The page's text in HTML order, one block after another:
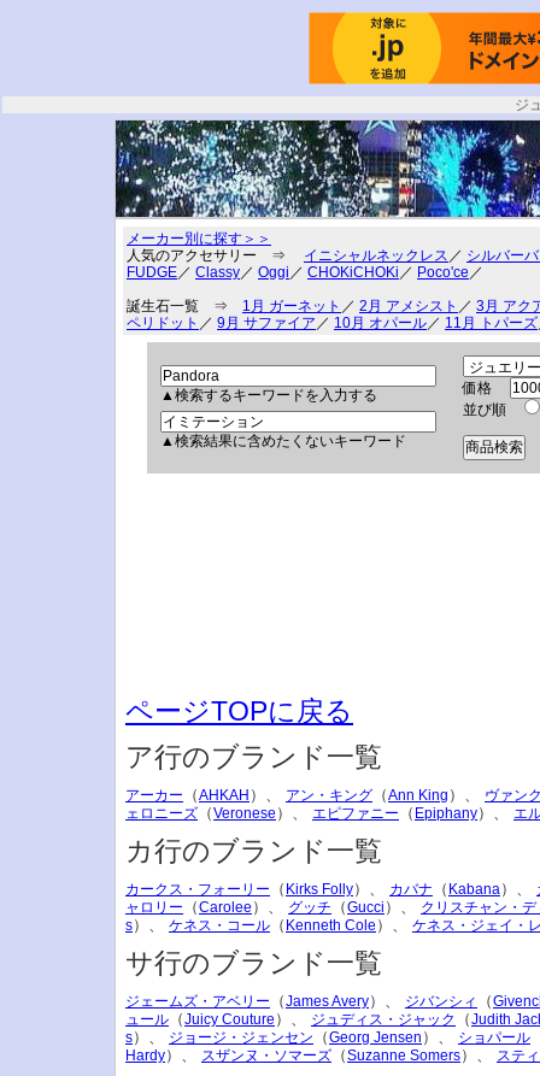
ジ
メーカー別に探す＞＞
人気のアクセサリー ⇒ イニシャルネックレス ／ シルバー
FUDGE／ Classy／ Oggi ／ CHOKiCHOKi ／ Poco'ce ／
誕生石一覧 ⇒ 1月 ガーネット ／ 2月 アメシスト ／ 3月 アク
ペリドット ／ 9月 サファイア ／ 10月 オパール／ 11月 トパーズ
▲検索するキーワードを入力する
▲検索結果に含めたくないキーワード
価格
並び順
ページTOPに戻る
ア行のブランド一覧
アーカー （AHKAH ）、 アン・キング （Ann King ）、
ヴァン
ェロニーズ （Veronese ）、 エピファニー （ Epiphany）、 エ
カ行のブランド一覧
カークス・フォーリー （ Kirks Folly）、 カバナ （ Kabana）、
ャロリー
（Carolee ）、 グッチ （Gucci ）、
クリスチャン・
s）、 ケネス・コール （ Kenneth Cole ）、 ケネス・ジェイ・
サ行のブランド一覧
ジェームズ・アベリー （James Avery）、 ジバンシィ （
ュール （Juicy Couture ）、 ジュディス・ジャック （Judith
s）、 ジョージ・ジェンセン （Georg Jensen ）、 ショパール
Hardy）、 スザンヌ・ソマーズ （Suzanne Somers）、 ステ